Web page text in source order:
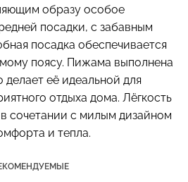
образу особое
посадки, с забавным
посадка обеспечивается
поясу. Пижама выполнена
делает её идеальной для
отдыха дома. Лёгкость
сочетании с милым дизайном
и тепла.
Топ на бретелях в рубчик
CAMI TOP RIB white
299 грн.